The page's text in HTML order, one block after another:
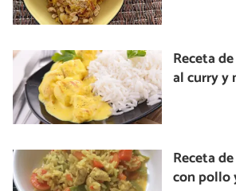
Receta
al curry y
Receta
con pollo